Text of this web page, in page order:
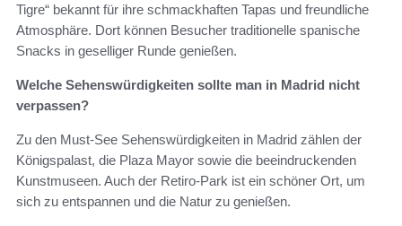
Tigre“ bekannt für ihre schmackhaften Tapas und freundliche
Atmosphäre. Dort können Besucher traditionelle spanische
Snacks in geselliger Runde genießen.
Welche Sehenswürdigkeiten sollte man in Madrid nicht
verpassen?
Zu den Must-See Sehenswürdigkeiten in Madrid zählen der
Königspalast, die Plaza Mayor sowie die beeindruckenden
Kunstmuseen. Auch der Retiro-Park ist ein schöner Ort, um
sich zu entspannen und die Natur zu genießen.